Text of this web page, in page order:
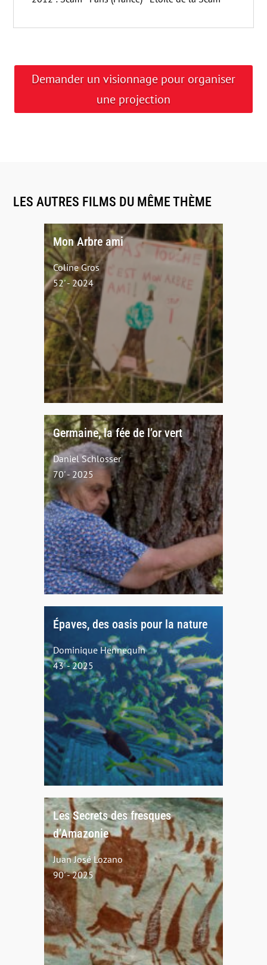
Demander un visionnage pour organiser
une projection
LES AUTRES FILMS DU MÊME THÈME
Mon Arbre ami
Coline Gros
52' - 2024
Germaine, la fée de l’or vert
Daniel Schlosser
70' - 2025
Épaves, des oasis pour la nature
Dominique Hennequin
43' - 2025
Les Secrets des fresques
d’Amazonie
Juan José Lozano
90' - 2025